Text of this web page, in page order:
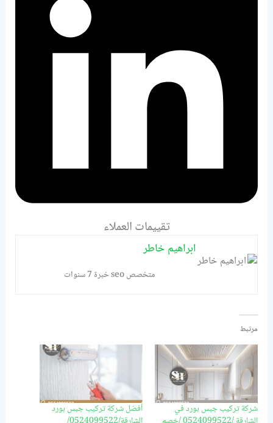
تقييمات العملاء
ابراهيم خاطر
متخصص seo خبرة 7 سنوات
مرتبط
شركة تركيب جبس بورد في
أفضل شركة تركيب جبس بورد